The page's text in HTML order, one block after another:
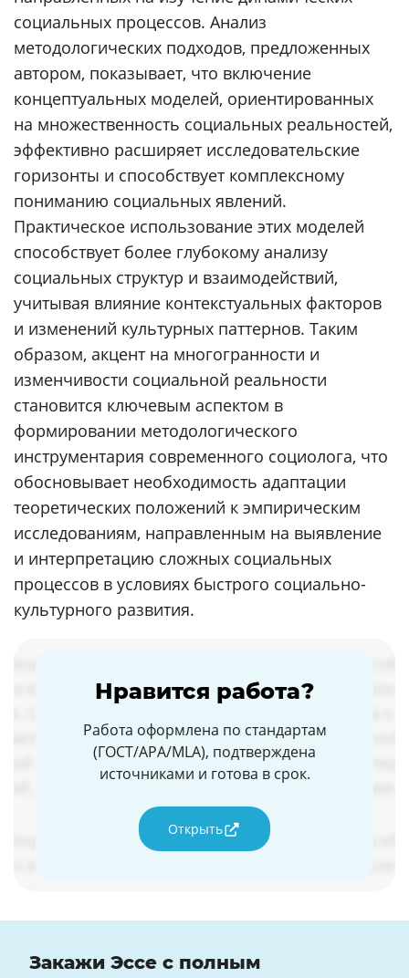
социальных процессов. Анализ
методологических подходов, предложенных
автором, показывает, что включение
концептуальных моделей, ориентированных
на множественность социальных реальностей,
эффективно расширяет исследовательские
горизонты и способствует комплексному
пониманию социальных явлений.
Практическое использование этих моделей
способствует более глубокому анализу
социальных структур и взаимодействий,
учитывая влияние контекстуальных факторов
и изменений культурных паттернов. Таким
образом, акцент на многогранности и
изменчивости социальной реальности
становится ключевым аспектом в
формировании методологического
инструментария современного социолога, что
обосновывает необходимость адаптации
теоретических положений к эмпирическим
исследованиям, направленным на выявление
и интерпретацию сложных социальных
процессов в условиях быстрого социально-
культурного развития.
Нравится работа?
Работа оформлена по стандартам
(ГОСТ/APA/MLA), подтверждена
источниками и готова в срок.
Открыть
Закажи Эссе с полным